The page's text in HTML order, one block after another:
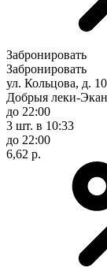
Забронировать
Забронировать
ул. Кольцова, д. 10
Добрыя леки-
до 22:00
3 шт. в 10:33
до 22:00
6,62 р.